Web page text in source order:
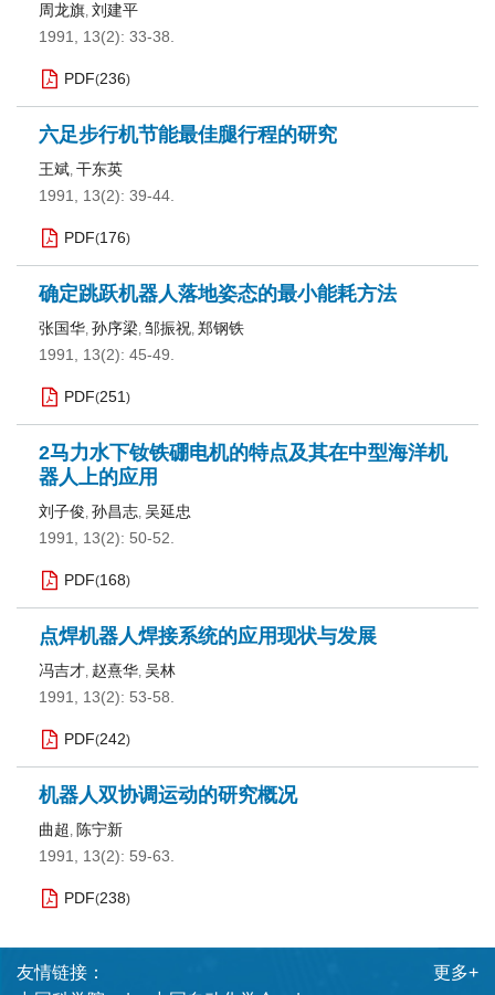
周龙旗, 刘建平
1991, 13(2): 33-38.
PDF(236)
六足步行机节能最佳腿行程的研究
王斌, 干东英
1991, 13(2): 39-44.
PDF(176)
确定跳跃机器人落地姿态的最小能耗方法
张国华, 孙序梁, 邹振祝, 郑钢铁
1991, 13(2): 45-49.
PDF(251 )
2马力水下钕铁硼电机的特点及其在中型海洋机
器人上的应用
刘子俊, 孙昌志, 吴延忠
1991, 13(2): 50-52.
PDF(168)
点焊机器人焊接系统的应用现状与发展
冯吉才, 赵熹华, 吴林
1991, 13(2): 53-58.
PDF(242)
机器人双协调运动的研究概况
曲超 , 陈宁新
1991, 13(2): 59-63.
PDF(238)
友情链接：
更多+